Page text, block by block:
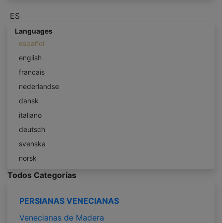
ES
Languages
español
english
francais
nederlandse
dansk
italiano
deutsch
svenska
norsk
Todos Categorías
PERSIANAS VENECIANAS
Venecianas de Madera